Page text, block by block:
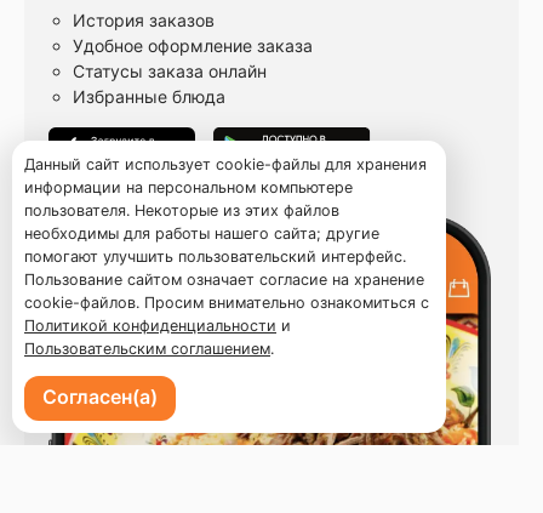
История заказов
Удобное оформление заказа
Статусы заказа онлайн
Избранные блюда
Данный сайт использует cookie-файлы для хранения
информации на персональном компьютере
пользователя. Некоторые из этих файлов
необходимы для работы нашего сайта; другие
помогают улучшить пользовательский интерфейс.
Пользование сайтом означает согласие на хранение
cookie-файлов. Просим внимательно ознакомиться с
Политикой конфиденциальности и
Пользовательским соглашением.
Согласен(а)